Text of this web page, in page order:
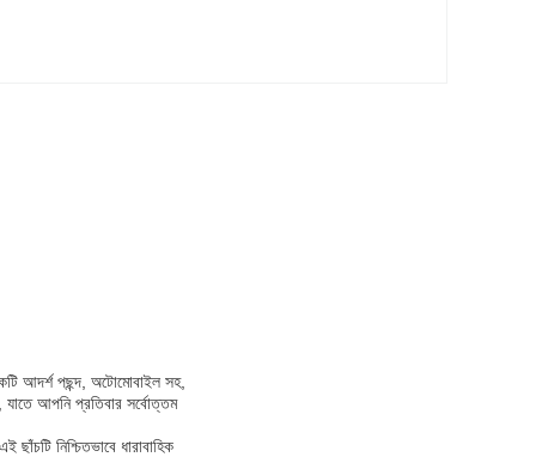
আদর্শ পছন্দ, অটোমোবাইল সহ,
যাতে আপনি প্রতিবার সর্বোত্তম
নিশ্চিতভাবে ধারাবাহিক